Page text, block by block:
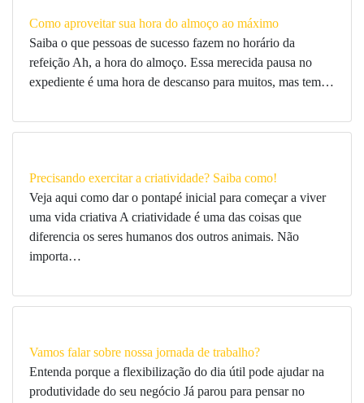
Como aproveitar sua hora do almoço ao máximo
Saiba o que pessoas de sucesso fazem no horário da
refeição Ah, a hora do almoço. Essa merecida pausa no
expediente é uma hora de descanso para muitos, mas tem…
Precisando exercitar a criatividade? Saiba como!
Veja aqui como dar o pontapé inicial para começar a viver
uma vida criativa A criatividade é uma das coisas que
diferencia os seres humanos dos outros animais. Não
importa…
Vamos falar sobre nossa jornada de trabalho?
Entenda porque a flexibilização do dia útil pode ajudar na
produtividade do seu negócio Já parou para pensar no